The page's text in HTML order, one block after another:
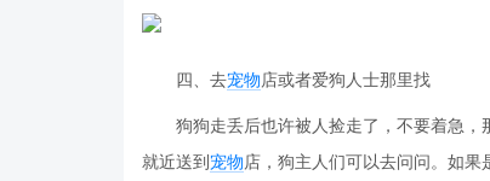
四、去宠物店或者爱狗人士那里找
狗狗走丢后也许被人捡走了，不要着急，
就近送到宠物店，狗主人们可以去问问。如果